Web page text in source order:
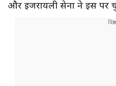
और इजरायली सेना ने इस पर